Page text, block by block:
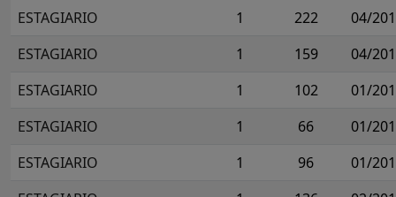
ESTAGIARIO
1 222
04/
ESTAGIARIO
1 159
04/
ESTAGIARIO
1 102
01/
ESTAGIARIO
1 66
01/
ESTAGIARIO
1 96
01/